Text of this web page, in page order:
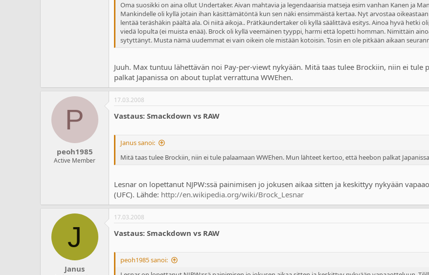
Oma suosikki on aina ollut Undertaker. Aivan mahtavia ja legendaarisia matseja esim vanhan Kanen ja
Mankindelle oli kyllä jotain ihan käsittämätöntä kun sen näki ensimmäistä kertaa. Nyt arvostaa
lentää teräshäkin päältä ala. Oi niitä aikoja.. Prätkäundertaker oli kyllä säälittävä esitys. Ainoa hyvä hetki
viedä lopulta (ei muista enää). Brock oli kyllä veemäinen tyyppi, harmi että lopetti homman. Nimittäin
sytyttänyt. Musta nämä uudemmat ei vain oikein ole mistään kotoisin. Tosin en ole pitkään aikaan
Juuh. Max tuntuu lähettävän noi Pay-per-viewt nykyään. Mitä taas tulee Brockiin, niin ei tule
palkat Japanissa on about tuplat verrattuna WWEhen.
P
peoh1985
Active Member
17.03.2008
Vastaus: Smackdown vs RAW
Janus sanoi:
Mitä taas tulee Brockiin, niin ei tule palaamaan WWEhen. Mun lähteet kertoo, että heebon palkat
Lesnar on lopettanut NJPW:ssä painimisen jo jokusen aikaa sitten ja keskittyy nykyään
(UFC). Lähde: http://en.wikipedia.org/wiki/Brock_Lesnar
J
Janus
17.03.2008
Vastaus: Smackdown vs RAW
peoh1985 sanoi: